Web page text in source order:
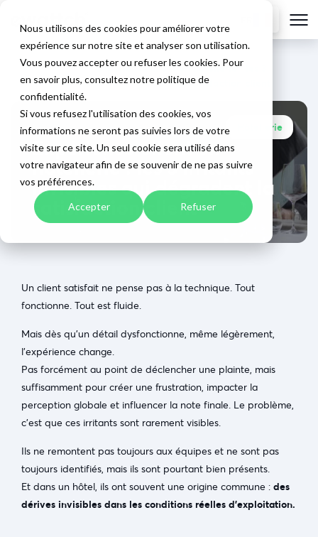
Nous utilisons des cookies pour améliorer votre
expérience sur notre site et analyser son utilisation.
Vous pouvez accepter ou refuser les cookies. Pour
en savoir plus, consultez notre politique de
confidentialité.
Si vous refusez l'utilisation des cookies, vos
informations ne seront pas suivies lors de votre
visite sur ce site. Un seul cookie sera utilisé dans
votre navigateur afin de se souvenir de ne pas suivre
vos préférences.
Accepter Refuser
Accueil>Blog>Expérience client en hôtellerie : les 3
irritants invisibles qui dégradent la satisfaction client
Hôtellerie
18/02/2026
Expérience client en
hôtellerie : les 3 irritants
invisibles qui dégradent la
satisfaction client
Un client satisfait ne pense pas à la technique. Tout
fonctionne. Tout est fluide.
Mais dès qu’un détail dysfonctionne, même légèrement,
l’expérience change.
Pas forcément au point de déclencher une plainte, mais
suffisamment pour créer une frustration, impacter la
perception globale et influencer la note finale. Le problème,
c’est que ces irritants sont rarement visibles.
Ils ne remontent pas toujours aux équipes et ne sont pas
toujours identifiés, mais ils sont pourtant bien présents.
Et dans un hôtel, ils ont souvent une origine commune : des
dérives invisibles dans les conditions réelles d’exploitation.